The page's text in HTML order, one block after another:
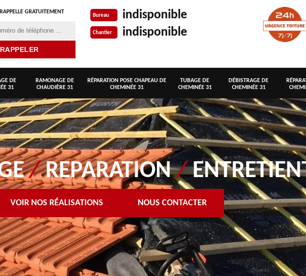
GRATUITEMENT
Bureau indisponible
Chantier indisponible
DE
31
RAMONAGE DE
CHAUDIÈRE 31
RÉPARATION POSE CHAPEAU DE
CHEMINÉE 31
TUBAGE DE
CHEMINÉE 31
DÉBISTRAGE DE
CHEMINÉE 31
/REPARATION/
VOIR NOS RÉALISATIONS NOUS CONTACTER